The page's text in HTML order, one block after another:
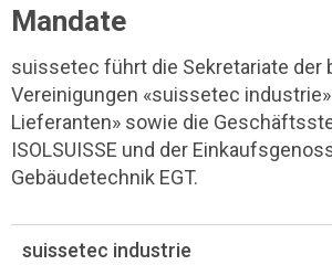
Mandate
suissetec führt die Sekretariate der
Vereinigungen «suissetec
Lieferanten» sowie die
ISOLSUISSE und der
Gebäudetechnik EGT.
suissetec industrie